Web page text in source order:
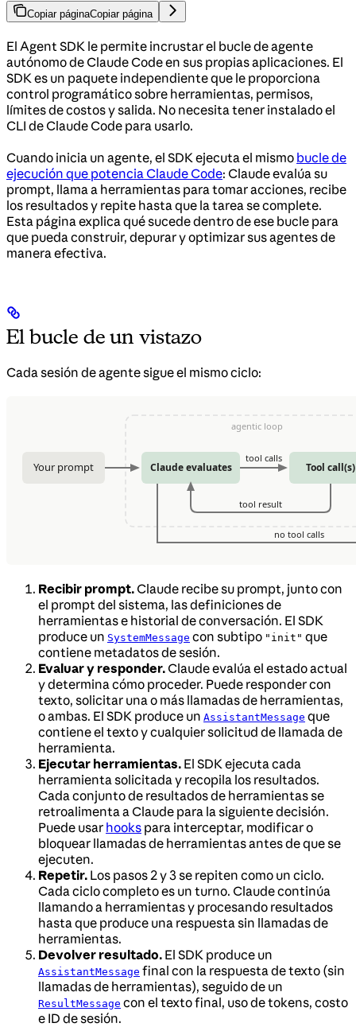
Copiar páginaCopiar página
El Agent SDK le permite incrustar el bucle de agente
autónomo de Claude Code en sus propias aplicaciones. El
SDK es un paquete independiente que le proporciona
control programático sobre herramientas, permisos,
límites de costos y salida. No necesita tener instalado el
CLI de Claude Code para usarlo.
Cuando inicia un agente, el SDK ejecuta el mismo bucle de
ejecución que potencia Claude Code: Claude evalúa su
prompt, llama a herramientas para tomar acciones, recibe
los resultados y repite hasta que la tarea se complete.
Esta página explica qué sucede dentro de ese bucle para
que pueda construir, depurar y optimizar sus agentes de
manera efectiva.
El bucle de un vistazo
Cada sesión de agente sigue el mismo ciclo:
Recibir prompt.Claude recibe su prompt, junto con
el prompt del sistema, las definiciones de
herramientas e historial de conversación. El SDK
produce un SystemMessage con subtipo "init" que
contiene metadatos de sesión.
Evaluar y responder.Claude evalúa el estado actual
y determina cómo proceder. Puede responder con
texto, solicitar una o más llamadas de herramientas,
o ambas. El SDK produce un AssistantMessage que
contiene el texto y cualquier solicitud de llamada de
herramienta.
Ejecutar herramientas. El SDK ejecuta cada
herramienta solicitada y recopila los resultados.
Cada conjunto de resultados de herramientas se
retroalimenta a Claude para la siguiente decisión.
Puede usar hooks para interceptar, modificar o
bloquear llamadas de herramientas antes de que se
ejecuten.
Repetir. Los pasos 2 y 3 se repiten como un ciclo.
Cada ciclo completo es un turno. Claude continúa
llamando a herramientas y procesando resultados
hasta que produce una respuesta sin llamadas de
herramientas.
Devolver resultado. El SDK produce un
AssistantMessage final con la respuesta de texto (sin
llamadas de herramientas), seguido de un
ResultMessage con el texto final, uso de tokens, costo
e ID de sesión.